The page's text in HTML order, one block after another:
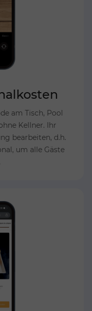
am Tisch, Pool
Kellner. Ihr
bearbeiten, d.h.
um alle Gäste